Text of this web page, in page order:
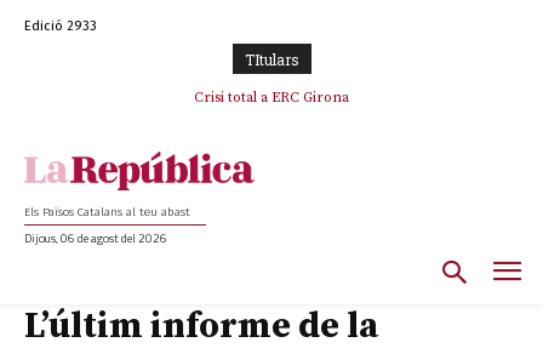
Edició 2933
TItulars
Crisi total a ERC Girona
L’abandonament de les seleccions catalanes per part de la UFEC
Els Països Catalans al teu abast
Dijous, 06 de agost del 2026
L’últim informe de la